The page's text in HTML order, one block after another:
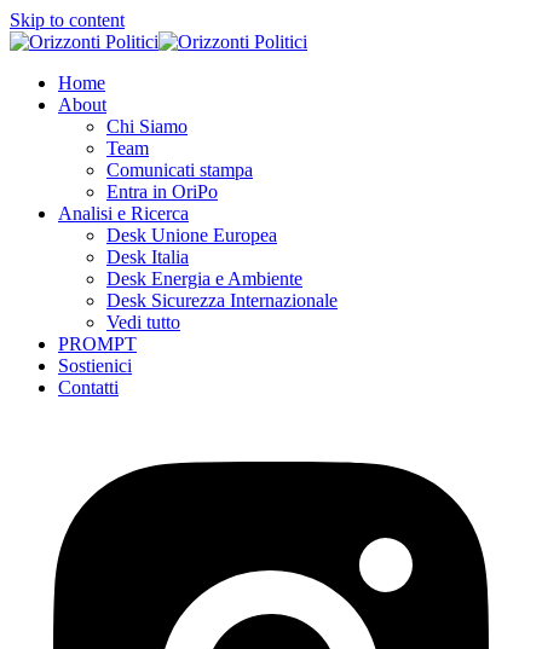
Skip to content
Home
About
Chi Siamo
Team
Comunicati stampa
Entra in OriPo
Analisi e Ricerca
Desk Unione Europea
Desk Italia
Desk Energia e Ambiente
Desk Sicurezza Internazionale
Vedi tutto
PROMPT
Sostienici
Contatti